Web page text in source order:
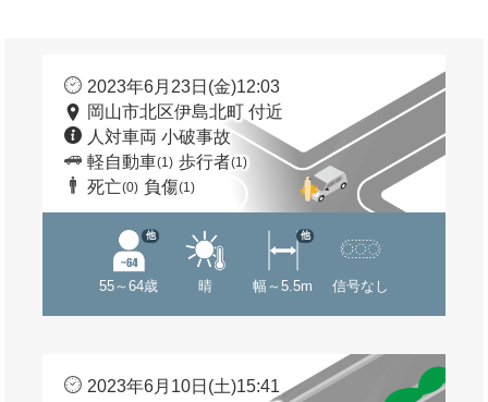
2023年6月23日(金)12:03
岡山市北区伊島北町 付近
人対車両 小破事故
軽自動車(1) 歩行者(1)
死亡(0) 負傷(1)
55～64歳
他
晴 幅～5.5m
他
信号なし
2023年6月10日(土)15:41